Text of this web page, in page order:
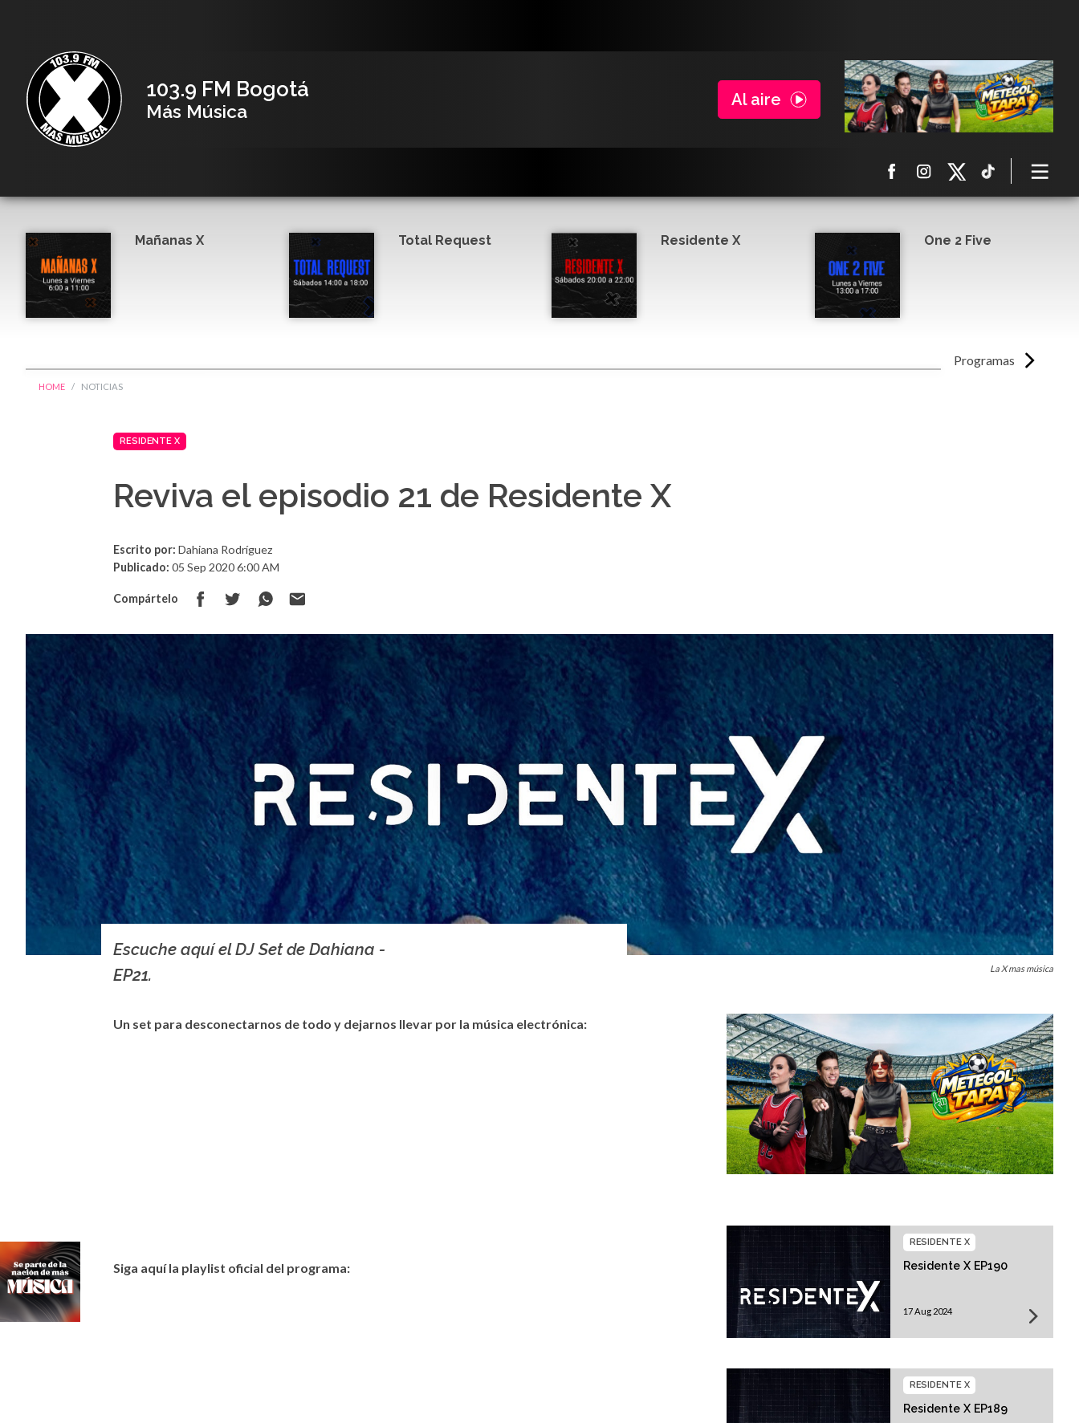
103.9 FM Bogotá
Más Música
Al aire
Programas
Mañanas X Total Request Residente X One 2 Five
HOME NOTICIAS
RESIDENTE X
Reviva el episodio 21 de Residente X
Escrito por: Dahiana Rodríguez
Publicado: 05 Sep 2020 6:00 AM
Compártelo
La X mas música
Escuche aquí el DJ Set de Dahiana -
EP21.
Un set para desconectarnos de todo y dejarnos llevar por la música electrónica:
Siga aquí la playlist oficial del programa: Residente X EP190
RESIDENTE X
17 Aug 2024
Residente X EP189
RESIDENTE X